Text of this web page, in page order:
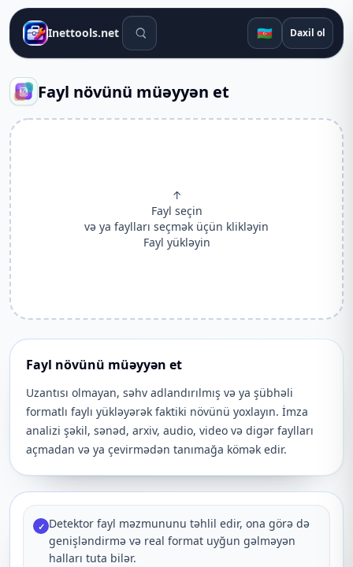
Inettools.net Axtarış alətləri 🇦🇿 Daxil ol
Fayl növünü müəyyən et
↑
Fayl seçin
və ya faylları seçmək üçün klikləyin
Fayl yükləyin
Fayl növünü müəyyən et
Uzantısı olmayan, səhv adlandırılmış və ya şübhəli
formatlı faylı yükləyərək faktiki növünü yoxlayın. İmza
analizi şəkil, sənəd, arxiv, audio, video və digər faylları
açmadan və ya çevirmədən tanımağa kömək edir.
✓ Detektor fayl məzmununu təhlil edir, ona görə də
genişləndirmə və real format uyğun gəlməyən
halları tuta bilər.